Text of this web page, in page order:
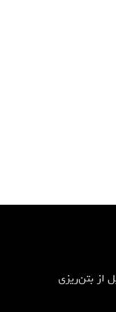
از بتن‌ریزی